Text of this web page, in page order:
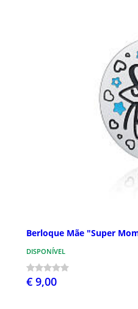
Berloque Mãe "Super
DISPONÍVEL
€ 9,00